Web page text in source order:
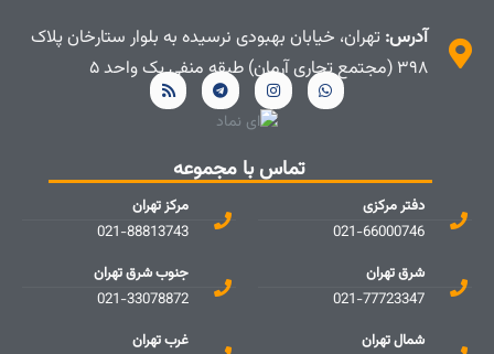
آدرس: تهران، خیابان بهبودی نرسیده به بلوار ستارخان پلاک
۳۹۸ (مجتمع تجاری آرمان) طبقه منفی یک واحد ۵
تماس با مجموعه
دفتر مرکزی
021-66000746
شرق تهران
021-77723347
شمال تهران
مرکز تهران
021-88813743
جنوب شرق تهران
021-33078872
غرب تهران